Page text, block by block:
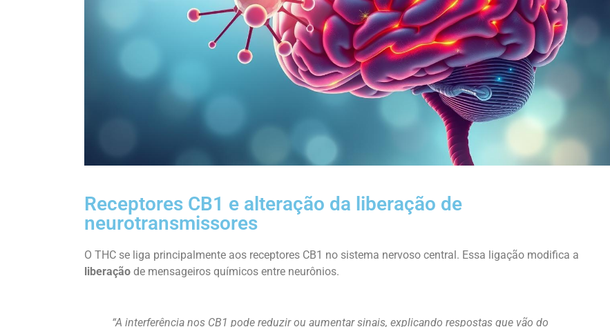
Receptores CB1 e alteração da liberação de
neurotransmissores
O THC se liga principalmente aos receptores CB1 no sistema nervoso central. Essa ligação modifica a
liberação de mensageiros químicos entre neurônios.
“A interferência nos CB1 pode reduzir ou aumentar sinais, explicando respostas que vão do